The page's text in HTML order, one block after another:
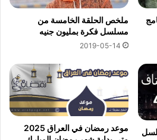
ملخص الحلقة الخامسة من
مسلسل فكرة بمليون جنيه
2019-05-14
موعد رمضان في العراق 2025